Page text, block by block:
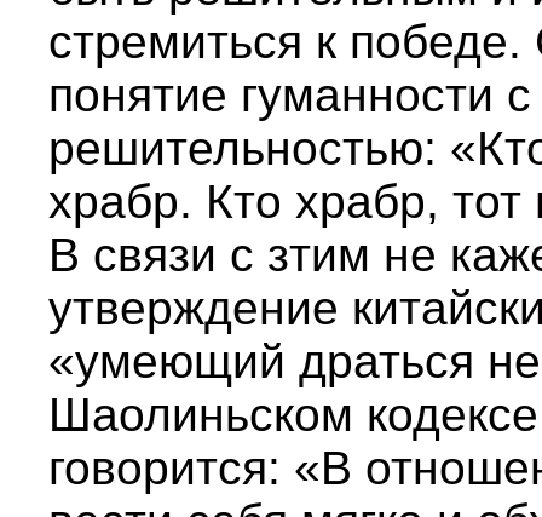
стремиться к
понятие гуманности
решительностью:
храбр. Кто храбр,
В связи с зтим не
утверждение
«умеющий драться
Шаолиньском
говорится: «В